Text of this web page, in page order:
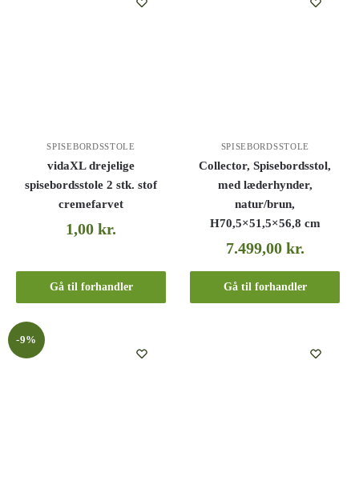
SPISEBORDSSTOLE
vidaXL drejelige
spisebordsstole 2 stk. stof
cremefarvet
1,00kr.
Gå til forhandler
SPISEBORDSSTOLE
Collector, Spisebordsstol,
med læderhynder,
natur/brun,
H70,5×51,5×56,8 cm
7.499,00 kr.
Gå til forhandler
-9%